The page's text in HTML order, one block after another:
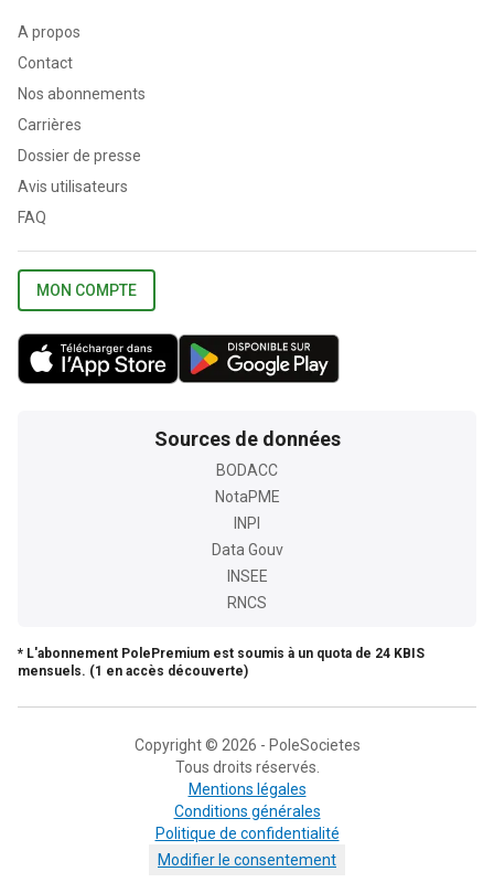
A propos
Contact
Nos abonnements
Carrières
Dossier de presse
Avis utilisateurs
FAQ
MON COMPTE
Sources de données
BODACC
NotaPME
INPI
Data Gouv
INSEE
RNCS
* L'abonnement PolePremium est soumis à un quota de 24 KBIS
mensuels. (1 en accès découverte)
Copyright © 2026 - PoleSocietes
Tous droits réservés.
Mentions légales
Conditions générales
Politique de confidentialité
Modifier le consentement